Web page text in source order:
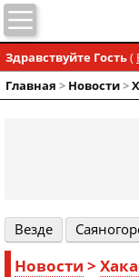
Здравствуйте Гость(
Главная > Новости>
Везде
Новости >